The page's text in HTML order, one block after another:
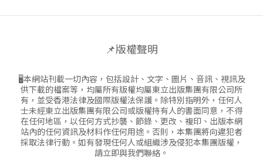
📌版權聲明
🖥本網站刊載一切內容，包括設計、文字、圖片、音訊、視訊及
供下載的檔案等，均屬所有版權均屬東立出版集團有限公司所
有，並受香港法律及國際版權法保護。除特別指明外，任何人
士未經東立出版集團有限公司或版權持有人的書面同意，不得
在任何地區，以任何方式抄襲、節錄、更改、複印、出版本網
站內的任何資訊及材料作任何用途。否則，本集團將向違犯者
採取法律行動。如有發現任何人或組織涉及侵犯本集團版權，
請立即與我們聯絡。